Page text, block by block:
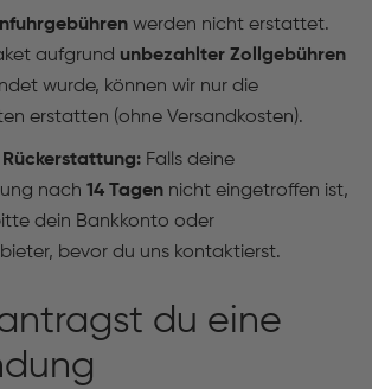
werden nicht erstattet.
aufgrund unbezahlter Zollgebühren
wurde, können wir nur die
erstatten (ohne Versandkosten).
Falls deine
nach 14 Tagen nicht eingetroffen ist,
dein Bankkonto oder
bevor du uns kontaktierst.
du eine